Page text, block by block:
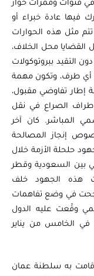
قنوات وممرات حوار
عادة خبراء أو
مثل هذه الحوارات
محل الخلاف،
التقيد ببروتوكولات
أي طرف، وتكون مهمة
تفاوضي مقبول،
الصراع في نقل
المباشر. كان آخر
إنجاز المصالحة
حلحلة الأزمة خلال
غير رسمي بين السعودية وقطر
هذه الجهود خلف
في وضع تفاهمات
وقّعت عليه الدول
في الخامس من يناير
قامت به سلطنة عمان